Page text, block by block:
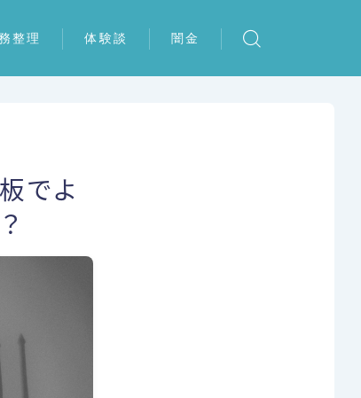
整理
停
体験談
自己破産の体験談
闇金
でよ